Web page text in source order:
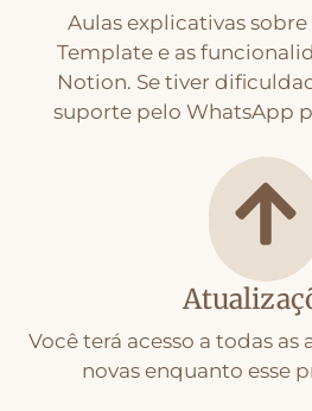
Aulas explicativas
Template e as
Notion. Se tiver
suporte pelo WhatsApp
Você terá acesso a todas as
novas enquanto esse